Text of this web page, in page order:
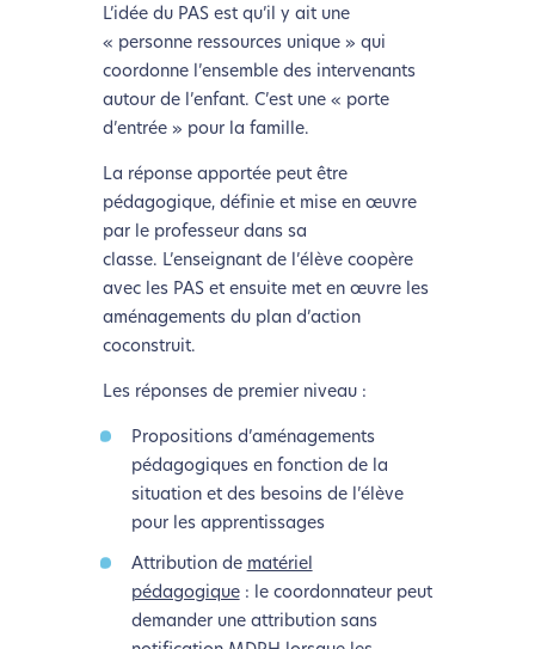
L’idée du PAS est qu’il y ait une
« personne ressources unique » qui
coordonne l’ensemble des intervenants
autour de l’enfant. C’est une « porte
d’entrée » pour la famille.
La réponse apportée peut être
pédagogique, définie et mise en œuvre
par le professeur dans sa
classe. L’enseignant de l’élève coopère
avec les PAS et ensuite met en œuvre les
aménagements du plan d’action
coconstruit.
Les réponses de premier niveau :
Propositions d’aménagements
pédagogiques en fonction de la
situation et des besoins de l’élève
pour les apprentissages
Attribution de matériel
pédagogique: le coordonnateur peut
demander une attribution sans